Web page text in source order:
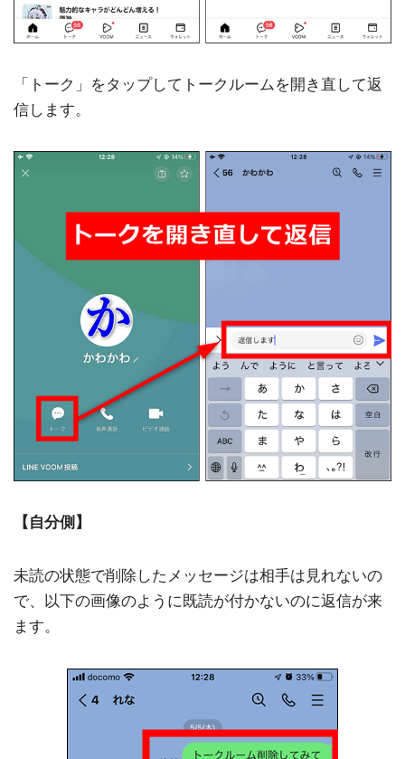
「トーク」をタップしてトークルームを開き直して返
信します。
【自分側】
未読の状態で削除したメッセージは相手は見れないの
で、以下の画像のように既読が付かないのに返信が来
ます。